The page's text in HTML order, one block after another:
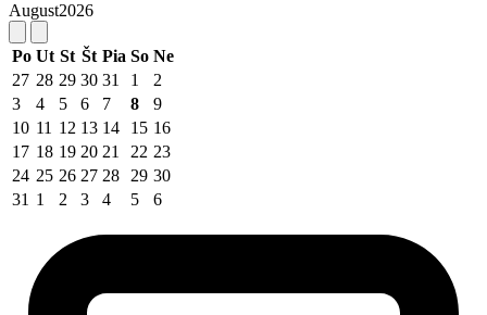
August2026
Po Ut St Št Pia So Ne
27 28 29 30 31 1
2
3
4 5 6 7 8
9
10 11 12 13 14 15 16
17 18 19 20 21 22 23
24 25 26 27 28 29 30
31 1 2 3 4 5 6